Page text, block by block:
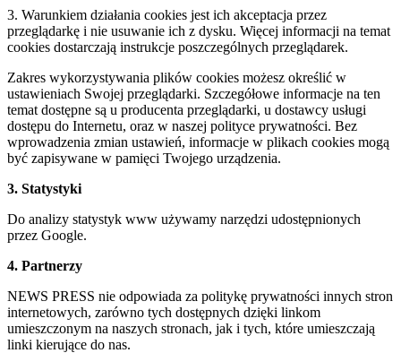
3. Warunkiem działania cookies jest ich akceptacja przez
przeglądarkę i nie usuwanie ich z dysku. Więcej informacji na temat
cookies dostarczają instrukcje poszczególnych przeglądarek.
Zakres wykorzystywania plików cookies możesz określić w
ustawieniach Swojej przeglądarki. Szczegółowe informacje na ten
temat dostępne są u producenta przeglądarki, u dostawcy usługi
dostępu do Internetu, oraz w naszej polityce prywatności. Bez
wprowadzenia zmian ustawień, informacje w plikach cookies mogą
być zapisywane w pamięci Twojego urządzenia.
3. Statystyki
Do analizy statystyk www używamy narzędzi udostępnionych
przez Google.
4. Partnerzy
NEWS PRESS nie odpowiada za politykę prywatności innych stron
internetowych, zarówno tych dostępnych dzięki linkom
umieszczonym na naszych stronach, jak i tych, które umieszczają
linki kierujące do nas.